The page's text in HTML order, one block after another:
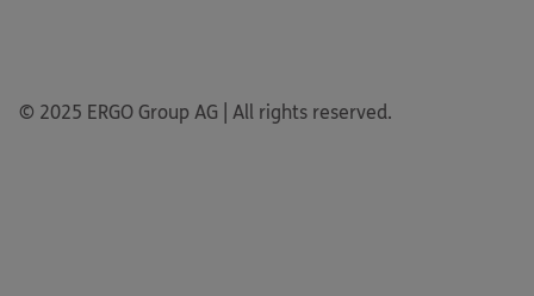
© 2025 ERGO Group AG | All rights reserved.